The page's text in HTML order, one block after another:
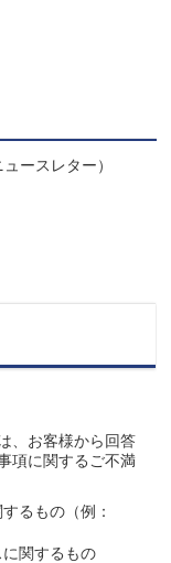
ースレター）
、お客様から回答
項に関するご不満
るもの（例：
関するもの